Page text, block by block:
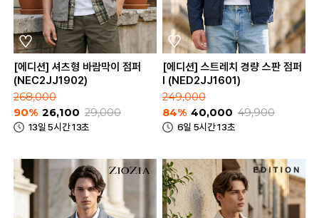
[에디션] 셔츠형 바람막이 점퍼
(NEC2JJ1902)
268,000
90% 26,100 29,000
13일 5시간 13초
[에디션] 스트레치 경량 스판 점퍼
I (NED2JJ1601)
249,000
84% 40,000 49,900
6일 5시간 13초